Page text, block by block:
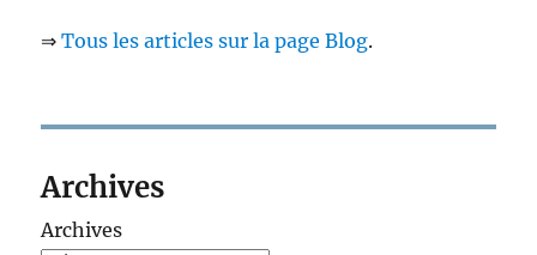
⇒Tous les articles sur la page Blog.
Archives
Archives